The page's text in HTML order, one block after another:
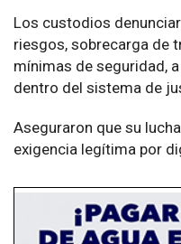
Los custodios
riesgos, sobrecarga de
mínimas de seguridad,
dentro del sistema de
Aseguraron que su
exigencia legítima por